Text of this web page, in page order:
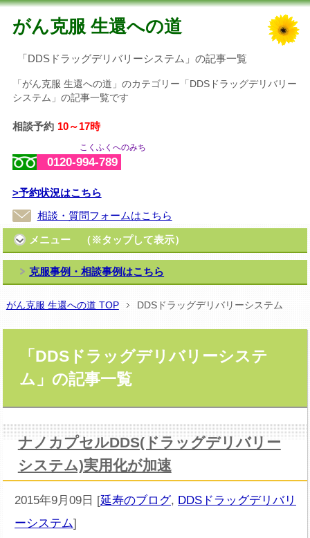
がん克服 生還への道
「DDSドラッグデリバリーシステム」の記事一覧
「がん克服 生還への道」のカテゴリー「DDSドラッグデリバリー
システム」の記事一覧です
相談予約 10～17時
こくふくへのみち
0120-994-789
>予約状況はこちら
相談・質問フォームはこちら
メニュー （※タップして表示）
克服事例・相談事例はこちら
がん克服 生還への道 TOP DDSドラッグデリバリーシステム
「DDSドラッグデリバリーシステ
ム」の記事一覧
ナノカプセルDDS(ドラッグデリバリー
システム)実用化が加速
2015年9月09日 [延寿のブログ, DDSドラッグデリバリ
ーシステム]